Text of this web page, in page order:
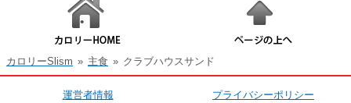
カロリーSlism » 主食 » クラブハウスサンド
運営者情報 プライバシーポリシー